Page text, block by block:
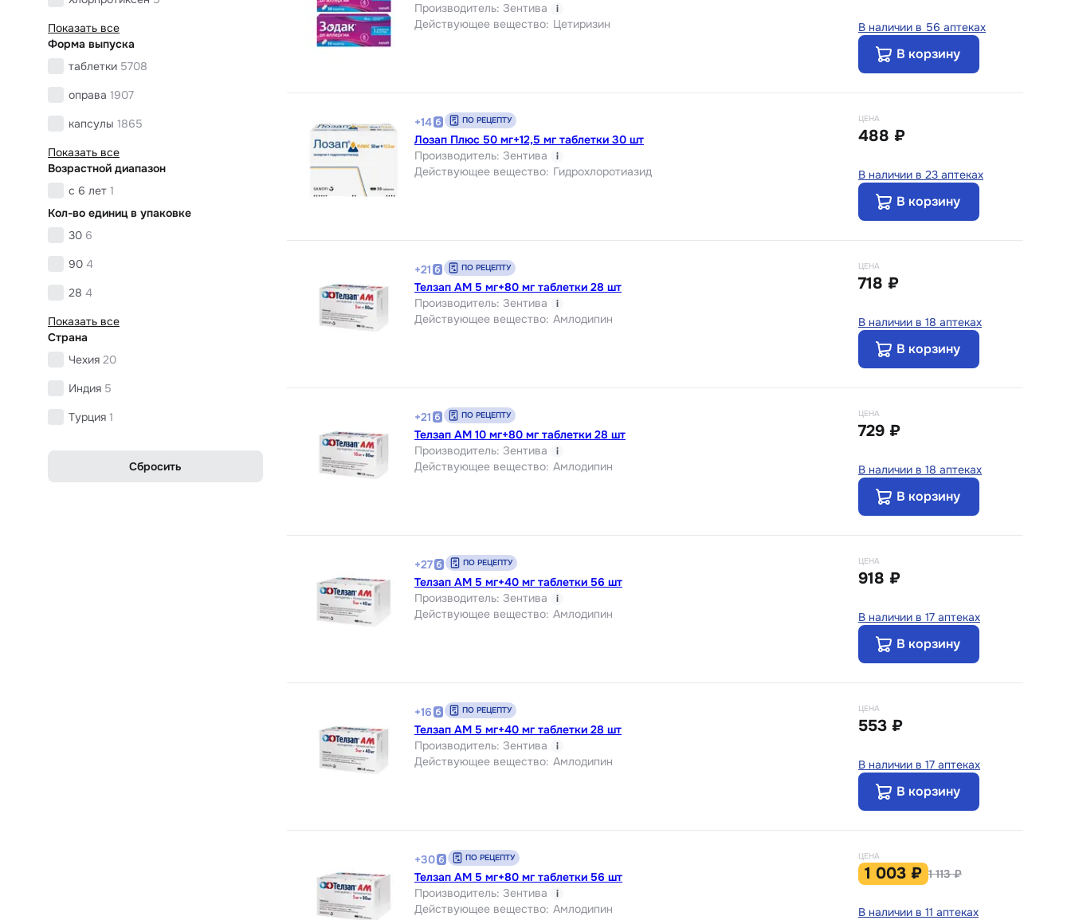
Показать все
Форма выпуска
таблетки 5708
оправа 1907
капсулы 1865
Показать все
Возрастной диапазон
с 6 лет 1
Кол-во единиц в упаковке
30 6
90 4
28 4
Показать все
Страна
Чехия 20
Индия 5
Турция 1
Сбросить
Производитель: Зентива i
Действующее вещество: Цетиризин В наличии в 56 аптеках
В корзину
+14 ПО РЕЦЕПТУ
Лозап Плюс 50 мг+12,5 мг таблетки 30 шт
Производитель: Зентива i
Действующее вещество: Гидрохлоротиазид
ЦЕНА
488 ₽
В наличии в 23 аптеках
В корзину
+21 ПО РЕЦЕПТУ
Телзап АМ 5 мг+80 мг таблетки 28 шт
Производитель: Зентива i
Действующее вещество: Амлодипин
ЦЕНА
718 ₽
В наличии в 18 аптеках
В корзину
+21 ПО РЕЦЕПТУ
Телзап АМ 10 мг+80 мг таблетки 28 шт
Производитель: Зентива i
Действующее вещество: Амлодипин
ЦЕНА
729 ₽
В наличии в 18 аптеках
В корзину
+27 ПО РЕЦЕПТУ
Телзап АМ 5 мг+40 мг таблетки 56 шт
Производитель: Зентива i
Действующее вещество: Амлодипин
ЦЕНА
918 ₽
В наличии в 17 аптеках
В корзину
+16 ПО РЕЦЕПТУ
Телзап АМ 5 мг+40 мг таблетки 28 шт
Производитель: Зентива i
Действующее вещество: Амлодипин
ЦЕНА
553 ₽
В наличии в 17 аптеках
В корзину
+30 ПО РЕЦЕПТУ
Телзап АМ 5 мг+80 мг таблетки 56 шт
Производитель: Зентива i
Действующее вещество: Амлодипин
ЦЕНА
1 003 ₽ 1 113 ₽
В наличии в 11 аптеках